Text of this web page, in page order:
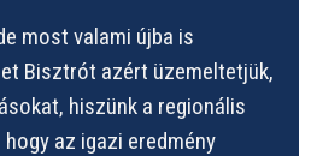
most valami újba is
Bisztrót azért üzemeltetjük,
hiszünk a regionális
az igazi eredmény